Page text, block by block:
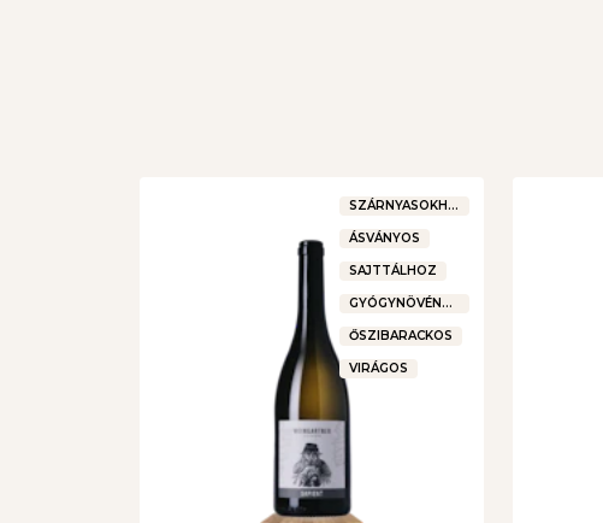
SZÁRNYASOKHOZ
ÁSVÁNYOS
SAJTTÁLHOZ
GYÓGYNÖVÉNYES
ŐSZIBARACKOS
VIRÁGOS